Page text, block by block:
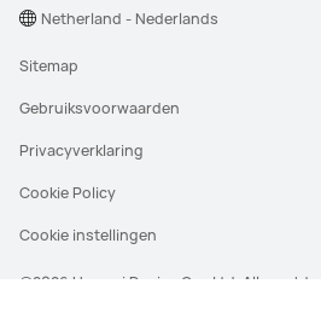
@2026 Huawei Device Co., Ltd. Alle
Sitemap
Gebruiksvoorwaarden
Privacyverklaring
Cookie Policy
Cookie instellingen
Netherland - Nederlands